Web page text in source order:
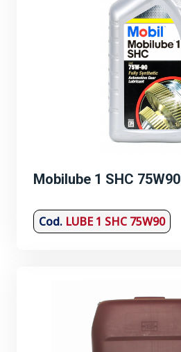
Mobilube 1 SHC 75W90
Cod. LUBE 1 SHC 75W90